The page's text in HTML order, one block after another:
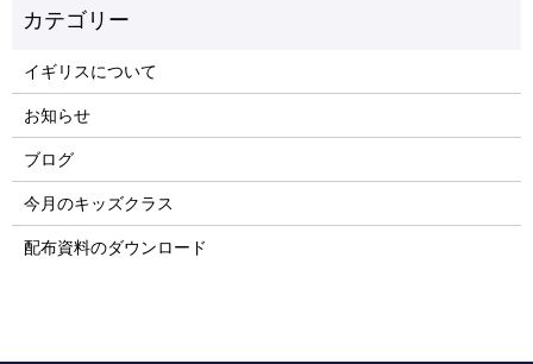
イギリスについて
お知らせ
ブログ
今月のキッズクラス
配布資料のダウンロード